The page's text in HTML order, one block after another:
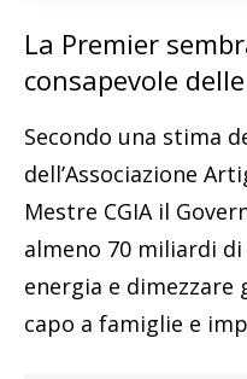
La Premier
consapevole
Secondo una stima
dell’Associazione
Mestre CGIA il
almeno 70 miliardi
energia e
capo a famiglie e